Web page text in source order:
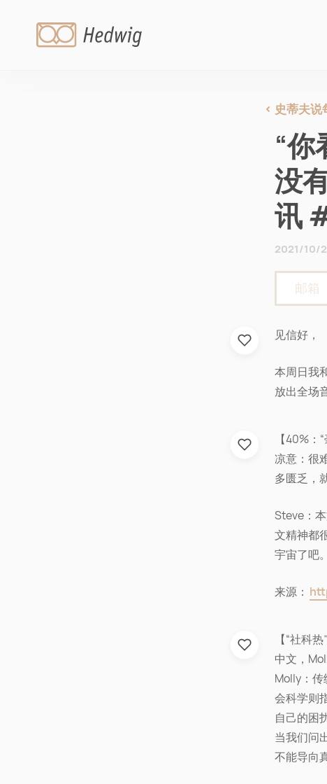
史蒂夫说
“
没
讯
2021/10/
见信好，
本周日我
放出全场
【40%
凉意：很
多匮乏，
Steve：
文精神都
宇宙了吧。
来源：
【“社科
中文，
Molly：
会科学则
自己的困
当我们问
不能导向